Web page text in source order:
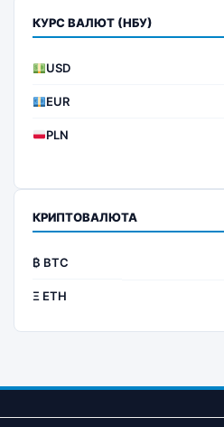
КУРС ВАЛЮТ (НБУ)
USD
EUR
PLN
КРИПТОВАЛЮТА
₿ BTC
Ξ ETH